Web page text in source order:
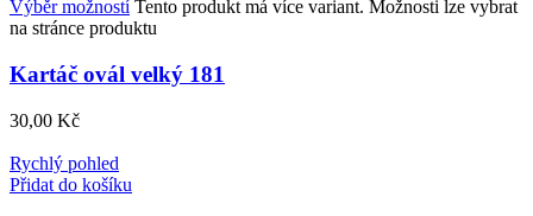
Výběr možností Tento produkt má více variant. Možnosti lze vybrat
na stránce produktu
Kartáč ovál velký 181
30,00 Kč
Rychlý pohled
Přidat do košíku